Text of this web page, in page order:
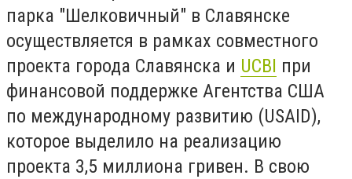
парка "Шелковичный" в Славянске
осуществляется в рамках совместного
проекта города Славянска и UCBI при
финансовой поддержке Агентства США
по международному развитию (USAID),
которое выделило на реализацию
проекта 3,5 миллиона гривен. В свою